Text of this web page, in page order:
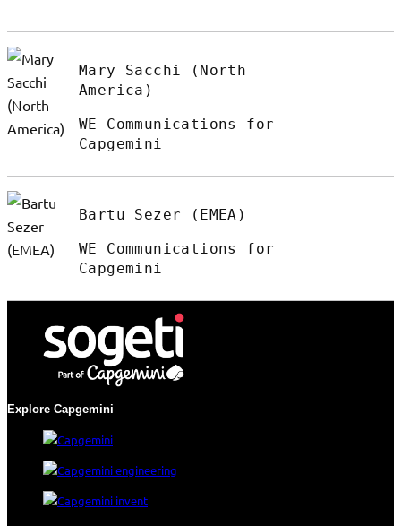
Mary Sacchi (North
America)
WE Communications for
Capgemini
Bartu Sezer (EMEA)
WE Communications for
Capgemini
Explore Capgemini